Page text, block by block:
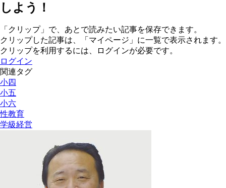
しよう！
「クリップ」で、あとで読みたい記事を保存できます。
クリップした記事は、「マイページ」に一覧で表示されます。
クリップを利用するには、ログインが必要です。
ログイン
関連タグ
小四
小五
小六
性教育
学級経営